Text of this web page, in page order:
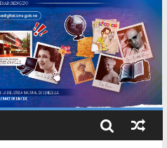
Venezuela año CXXXIII Mes V,
N° 38.394
Modesta Bor